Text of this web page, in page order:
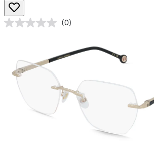
(0)